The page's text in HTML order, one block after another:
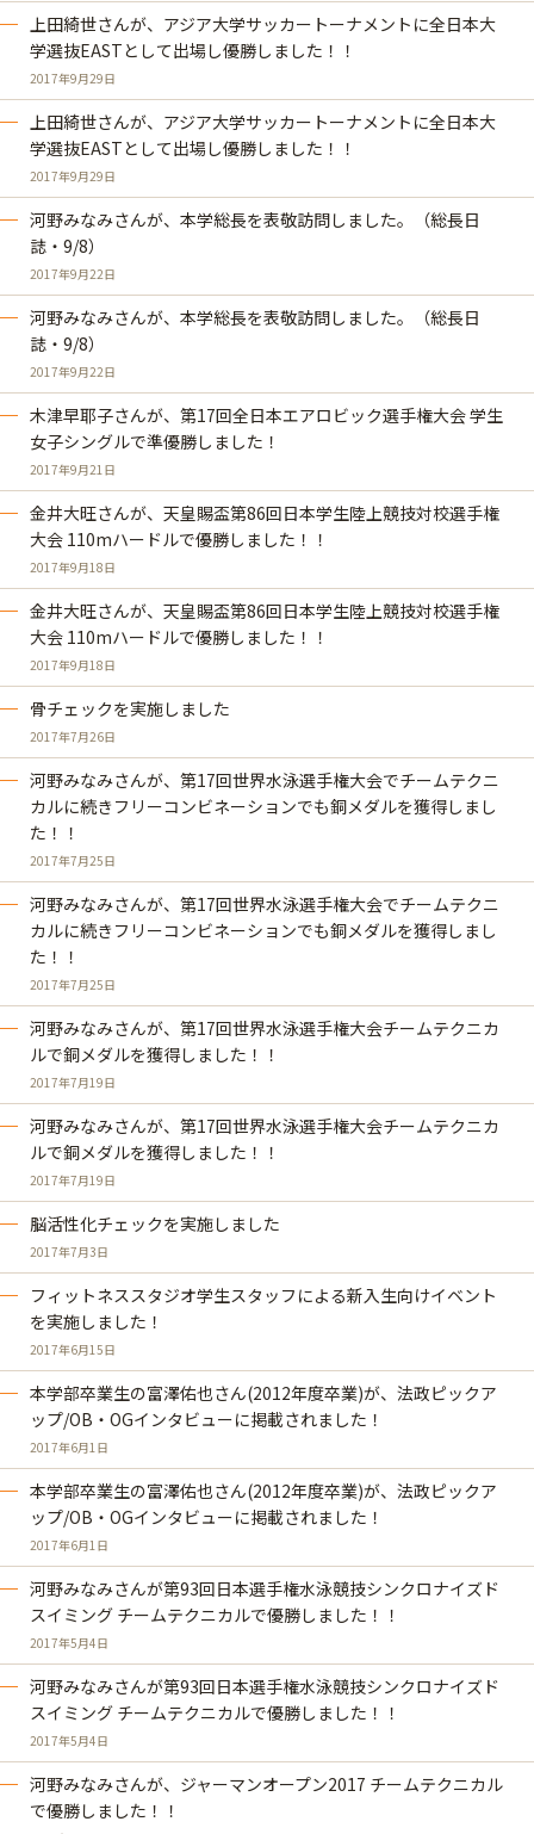
上田綺世さんが、アジア大学サッカートーナメントに全日本大
学選抜EASTとして出場し優勝しました！！
2017年9月29日
上田綺世さんが、アジア大学サッカートーナメントに全日本大
学選抜EASTとして出場し優勝しました！！
2017年9月29日
河野みなみさんが、本学総長を表敬訪問しました。（総長日
誌・9/8）
2017年9月22日
河野みなみさんが、本学総長を表敬訪問しました。（総長日
誌・9/8）
2017年9月22日
木津早耶子さんが、第17回全日本エアロビック選手権大会 学生
女子シングルで準優勝しました！
2017年9月21日
金井大旺さんが、天皇賜盃第86回日本学生陸上競技対校選手権
大会 110mハードルで優勝しました！！
2017年9月18日
金井大旺さんが、天皇賜盃第86回日本学生陸上競技対校選手権
大会 110mハードルで優勝しました！！
2017年9月18日
骨チェックを実施しました
2017年7月26日
河野みなみさんが、第17回世界水泳選手権大会でチームテクニ
カルに続きフリーコンビネーションでも銅メダルを獲得しまし
た！！
2017年7月25日
河野みなみさんが、第17回世界水泳選手権大会でチームテクニ
カルに続きフリーコンビネーションでも銅メダルを獲得しまし
た！！
2017年7月25日
河野みなみさんが、第17回世界水泳選手権大会チームテクニカ
ルで銅メダルを獲得しました！！
2017年7月19日
河野みなみさんが、第17回世界水泳選手権大会チームテクニカ
ルで銅メダルを獲得しました！！
2017年7月19日
脳活性化チェックを実施しました
2017年7月3日
フィットネススタジオ学生スタッフによる新入生向けイベント
を実施しました！
2017年6月15日
本学部卒業生の富澤佑也さん(2012年度卒業)が、法政ピックア
ップ/OB・OGインタビューに掲載されました！
2017年6月1日
本学部卒業生の富澤佑也さん(2012年度卒業)が、法政ピックア
ップ/OB・OGインタビューに掲載されました！
2017年6月1日
河野みなみさんが第93回日本選手権水泳競技シンクロナイズド
スイミング チームテクニカルで優勝しました！！
2017年5月4日
河野みなみさんが第93回日本選手権水泳競技シンクロナイズド
スイミング チームテクニカルで優勝しました！！
2017年5月4日
河野みなみさんが、ジャーマンオープン2017 チームテクニカル
で優勝しました！！